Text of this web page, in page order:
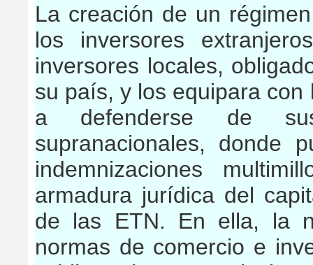
La creación de un
los inversores
inversores locales,
su país, y los equipara
a defenderse de
supranacionales, donde
indemnizaciones
armadura jurídica del
de las ETN. En ella, la
normas de comercio e